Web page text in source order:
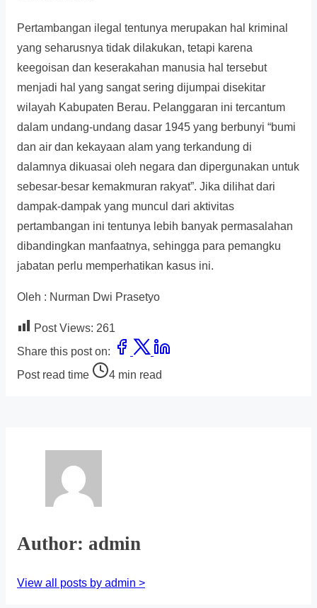
Pertambangan ilegal tentunya merupakan hal kriminal
yang seharusnya tidak dilakukan, tetapi karena
keegoisan dan keserakahan manusia hal tersebut
menjadi hal yang sangat sering dijumpai disekitar
wilayah Kabupaten Berau. Pelanggaran ini tercantum
dalam undang-undang dasar 1945 yang berbunyi “bumi
dan air dan kekayaan alam yang terkandung di
dalamnya dikuasai oleh negara dan dipergunakan untuk
sebesar-besar kemakmuran rakyat”. Jika dilihat dari
dampak-dampak yang muncul dari aktivitas
pertambangan ini tentunya lebih banyak permasalahan
dibandingkan manfaatnya, sehingga para pemangku
jabatan perlu memperhatikan kasus ini.
Oleh : Nurman Dwi Prasetyo
Post Views: 261
Share this post on:
Post read time
4 min read
Author: admin
View all posts by admin >